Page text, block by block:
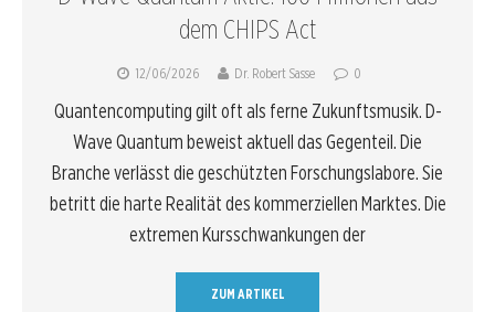
dem CHIPS Act
12/06/2026 Dr. Robert Sasse 0
Quantencomputing gilt oft als ferne Zukunftsmusik. D-
Wave Quantum beweist aktuell das Gegenteil. Die
Branche verlässt die geschützten Forschungslabore. Sie
betritt die harte Realität des kommerziellen Marktes. Die
extremen Kursschwankungen der
ZUM ARTIKEL